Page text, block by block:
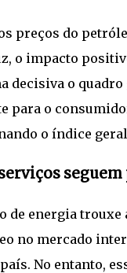
preços do
o impacto
decisiva o
para o
o índice
de energia
no mercado
No entanto,